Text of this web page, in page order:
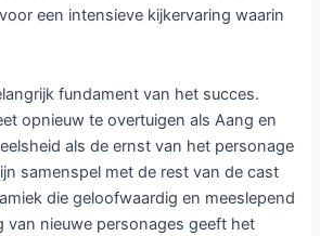
een intensieve kijkervaring waarin
fundament van het succes.
opnieuw te overtuigen als Aang en
als de ernst van het personage
samenspel met de rest van de cast
die geloofwaardig en meeslepend
van nieuwe personages geeft het